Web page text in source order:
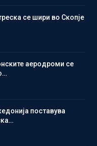
се шири во Скопје
аеродроми се
поставува